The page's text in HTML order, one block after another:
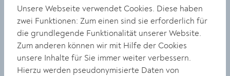
entstehen lebendige Geschichten, die bei den jungen
Zuhörer:innen spielerisch die Freude an Sprache und
Lesen wecken und sie zum Träumen und Mitmachen
einladen. Die Lesung beginnt um 14.30 Uhr bei freiem
Eintritt. Um Anmeldung per E-Mail
anbuecherei@krems.gv.atwird gebeten.
Unsere Webseite verwendet Cookies. Diese haben
zwei Funktionen: Zum einen sind sie erforderlich für
die grundlegende Funktionalität unserer Website.
Zum anderen können wir mit Hilfe der Cookies
unsere Inhalte für Sie immer weiter verbessern.
Hierzu werden pseudonymisierte Daten von